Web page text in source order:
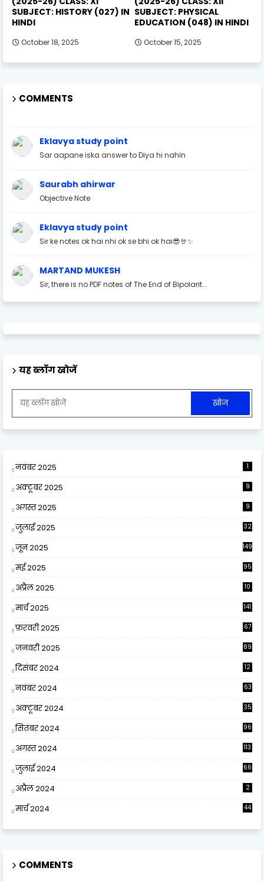
SUBJECT: HISTORY (027) IN
HINDI
October 18, 2025
SUBJECT: PHYSICAL
EDUCATION (048) IN HINDI
October 15, 2025
COMMENTS
Eklavya study point
Sar aapane iska answer to Diya hi nahin
Saurabh ahirwar
Objective Note
Eklavya study point
Sir ke notes ok hai nhi ok se bhi ok hai😎🤘✨
MARTAND MUKESH
Sir, there is no PDF notes of The End of Bipolarit...
यह ब्लॉग खोजें
नवंबर 2025 1
अक्टूबर 2025 9
अगस्त 2025 9
जुलाई 2025 32
जून 2025 149
मई 2025 95
अप्रैल 2025
10
मार्च 2025 141
फ़रवरी 2025 67
जनवरी 2025 89
दिसंबर 2024
12
नवंबर 2024 63
अक्टूबर 2024 35
सितंबर 2024 96
अगस्त 2024 113
जुलाई 2024 66
अप्रैल 2024 2
मार्च 2024 44
COMMENTS